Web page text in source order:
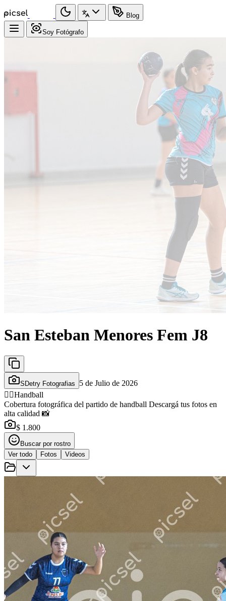
Blog
Soy Fotógrafo
San Esteban Menores Fem J8
SDetry Fotografias
5 de Julio de 2026
🤾‍♂️Handball
Cobertura fotográfica del partido de handball Descargá tus fotos en
alta calidad 📸
$ 1.800
Buscar por rostro
Ver todo
Fotos Videos